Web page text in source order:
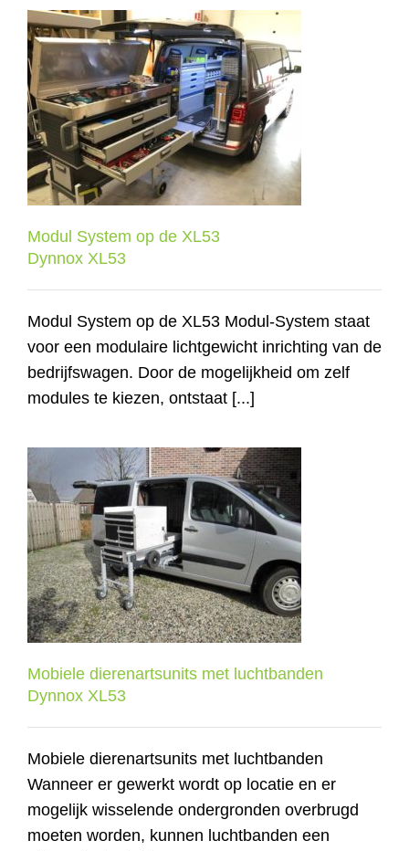
Modul System op de XL53
Dynnox XL53
Modul System op de XL53
Dynnox XL53
Modul System op de XL53 Modul-System staat
voor een modulaire lichtgewicht inrichting van de
bedrijfswagen. Door de mogelijkheid om zelf
modules te kiezen, ontstaat [...]
Mobiele dierenartsunits met
luchtbanden
Dynnox XL53
Mobiele dierenartsunits met luchtbanden
Dynnox XL53
Mobiele dierenartsunits met luchtbanden
Wanneer er gewerkt wordt op locatie en er
mogelijk wisselende ondergronden overbrugd
moeten worden, kunnen luchtbanden een